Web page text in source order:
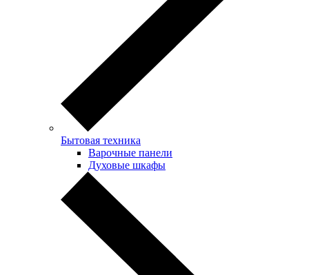
Бытовая техника
Варочные панели
Духовые шкафы